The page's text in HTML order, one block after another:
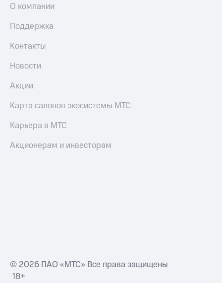
О компании
Поддержка
Контакты
Новости
Акции
Карта салонов экосистемы МТС
Карьера в МТС
Акционерам и инвесторам
© 2026 ПАО «МТС» Все права защищены
18+